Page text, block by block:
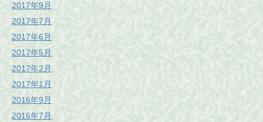
2017年9月
2017年7月
2017年6月
2017年5月
2017年2月
2017年1月
2016年9月
2016年7月